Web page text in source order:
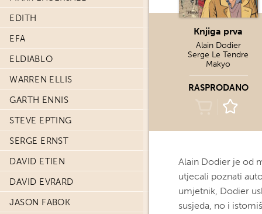
EDITH
EFA
ELDIABLO
WARREN ELLIS
GARTH ENNIS
STEVE EPTING
SERGE ERNST
DAVID ETIEN
DAVID EVRARD
JASON FABOK
Knjiga prva
Alain Dodier
Serge Le Tendre
Makyo
RASPRODANO
Alain Dodier je od
utjecali poznati
umjetnik, Dodier
susjeda, no i